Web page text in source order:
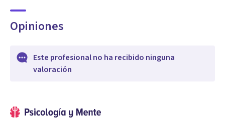
Opiniones
Este profesional no ha recibido ninguna
valoración